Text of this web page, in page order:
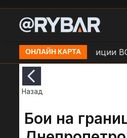
ОНЛАЙН КАРТА
Удар БЛА по позиции ВСУ
Назад
Бои на